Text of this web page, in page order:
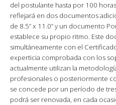
del postulante hasta por 100
reflejará en dos documentos
de 8.5” x 11.0” y un documento
establece su propio ritmo. Este
simultáneamente con el
experticia comprobada con los
actualmente utilizan la
profesionales o posteriormente
se concede por un período de
podrá ser renovada, en cada